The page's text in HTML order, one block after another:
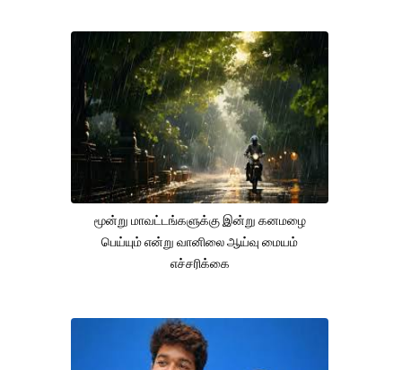
மூன்று மாவட்டங்களுக்கு இன்று கனமழை
பெய்யும் என்று வானிலை ஆய்வு மையம்
எச்சரிக்கை